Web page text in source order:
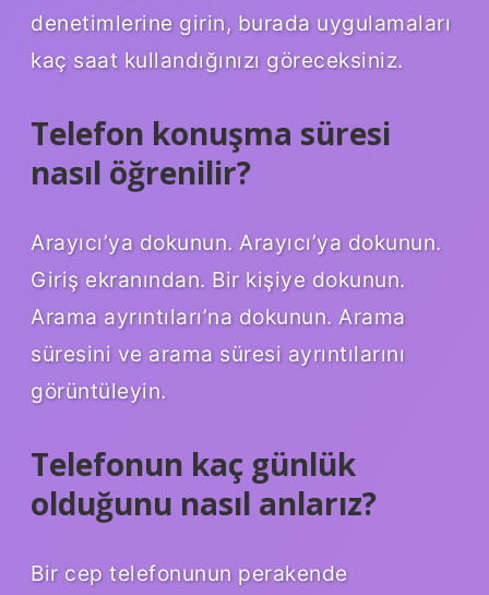
denetimlerine girin, burada uygulamaları
kaç saat kullandığınızı göreceksiniz.
Telefon konuşma süresi
nasıl öğrenilir?
Arayıcı’ya dokunun. Arayıcı’ya dokunun.
Giriş ekranından. Bir kişiye dokunun.
Arama ayrıntıları’na dokunun. Arama
süresini ve arama süresi ayrıntılarını
görüntüleyin.
Telefonun kaç günlük
olduğunu nasıl anlarız?
Bir cep telefonunun perakende